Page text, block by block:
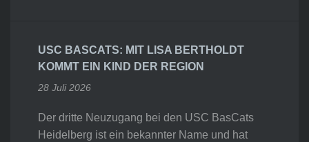
USC BASCATS: MIT LISA BERTHOLDT
KOMMT EIN KIND DER REGION
28 Juli 2026
Der dritte Neuzugang bei den USC BasCats
Heidelberg ist ein bekannter Name und hat